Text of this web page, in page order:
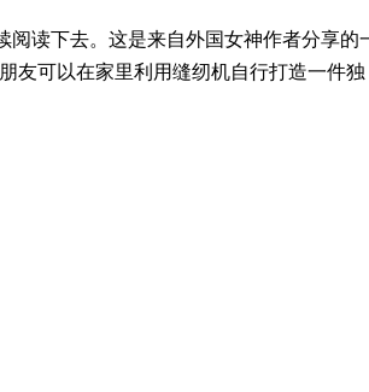
阅读下去。这是来自外国女神作者分享的
友可以在家里利用缝纫机自行打造一件独